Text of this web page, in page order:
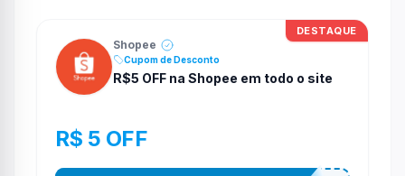
DESTAQUE
Shopee
Cupom de Desconto
R$5 OFF na Shopee em todo o site
R$ 5 OFF